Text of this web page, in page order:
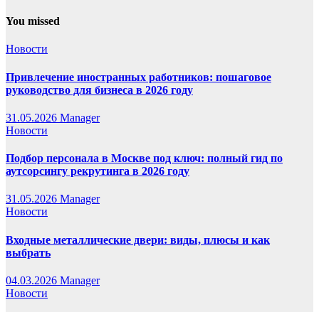
You missed
Новости
Привлечение иностранных работников: пошаговое
руководство для бизнеса в 2026 году
31.05.2026 Manager
Новости
Подбор персонала в Москве под ключ: полный гид по
аутсорсингу рекрутинга в 2026 году
31.05.2026 Manager
Новости
Входные металлические двери: виды, плюсы и как
выбрать
04.03.2026 Manager
Новости